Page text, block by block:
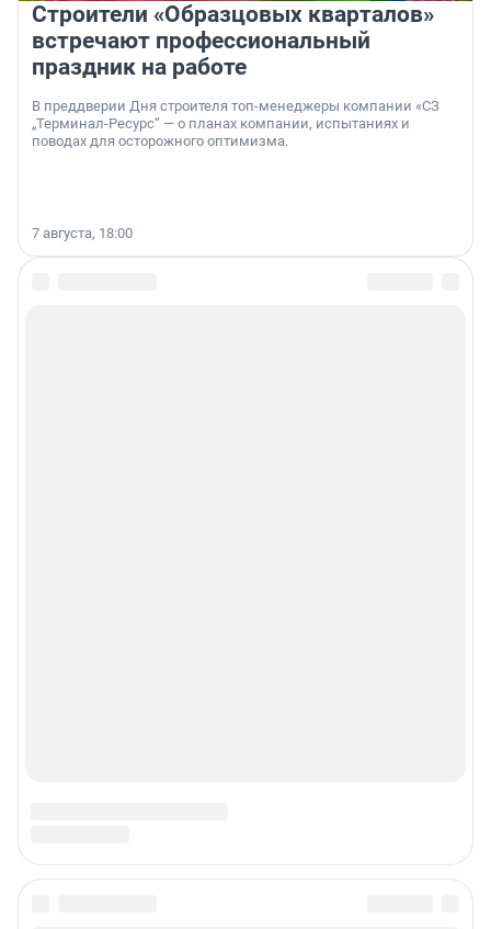
Строители «Образцовых кварталов»
встречают профессиональный
праздник на работе
В преддверии Дня строителя топ-менеджеры компании «СЗ
„Терминал-Ресурс“ — о планах компании, испытаниях и
поводах для осторожного оптимизма.
7 августа, 18:00